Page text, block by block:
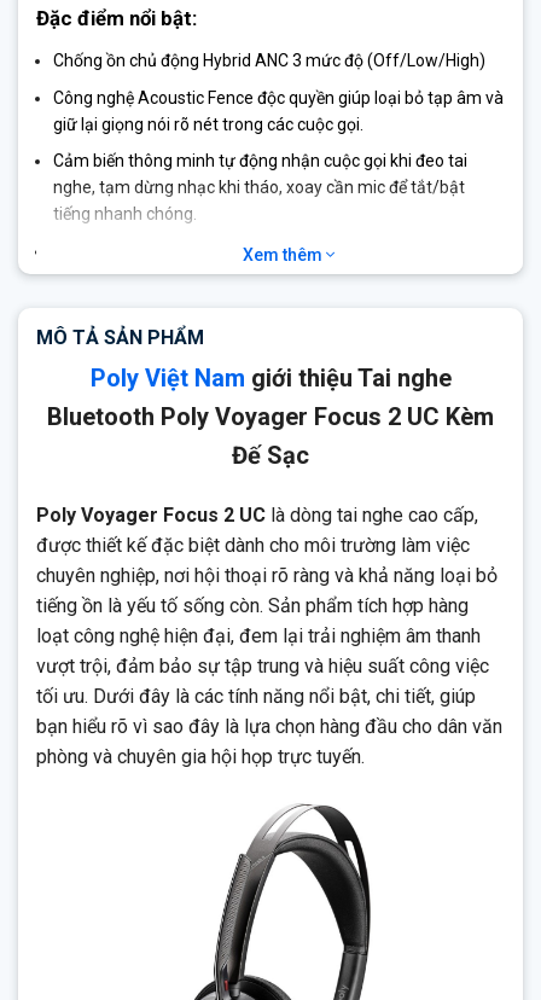
Đặc điểm nổi bật:
Chống ồn chủ động Hybrid ANC 3 mức độ (Off/Low/High)
Công nghệ Acoustic Fence độc quyền giúp loại bỏ tạp âm và
giữ lại giọng nói rõ nét trong các cuộc gọi.
Cảm biến thông minh tự động nhận cuộc gọi khi đeo tai
nghe, tạm dừng nhạc khi tháo, xoay cần mic để tắt/bật
tiếng nhanh chóng.
Hỗ trợ kết nối đa thiết bị: Kết nối đồng thời với laptop,
smartphone, tablet qua Bluetooth 5.1 hoặc bộ chuyển đổi
Phạm vi kết nối không dây mở rộng: Lên đến 50m với BT700
và lên đến 91m khi dùng với đế Voyager Office.
Chất lượng âm thanh HD tái tạo âm thanh trong trẻo, sống
động, phù hợp cho cả đàm thoại và nghe nhạc.
4 micro giúp tăng độ rõ của giọng nói và giảm nhiễu nền
Thời lượng pin ấn tượng: Lên đến 25 giờ đàm thoại hoặc 40
giờ nghe nhạc (tắt ANC), sạc đầy chỉ trong 2 giờ.
Tương thích các nền tảng họp trực tuyến phổ biến như
Microsoft Teams, Zoom, Google Meet…
Xem thêm
MÔ TẢ SẢN PHẨM
Poly Việt Nam giới thiệu Tai nghe
Bluetooth Poly Voyager Focus 2 UC Kèm
Đế Sạc
Poly Voyager Focus 2 UC là dòng tai nghe cao cấp,
được thiết kế đặc biệt dành cho môi trường làm việc
chuyên nghiệp, nơi hội thoại rõ ràng và khả năng loại bỏ
tiếng ồn là yếu tố sống còn. Sản phẩm tích hợp hàng
loạt công nghệ hiện đại, đem lại trải nghiệm âm thanh
vượt trội, đảm bảo sự tập trung và hiệu suất công việc
tối ưu. Dưới đây là các tính năng nổi bật, chi tiết, giúp
bạn hiểu rõ vì sao đây là lựa chọn hàng đầu cho dân văn
phòng và chuyên gia hội họp trực tuyến.